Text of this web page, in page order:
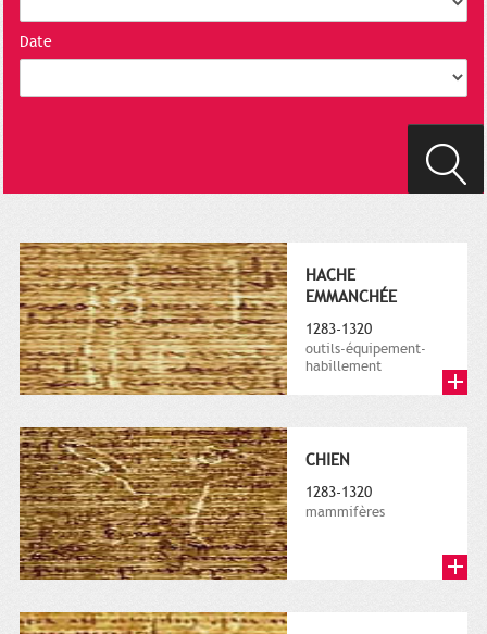
Date
HACHE
EMMANCHÉE
1283-1320
outils-équipement-
habillement
CHIEN
1283-1320
mammifères